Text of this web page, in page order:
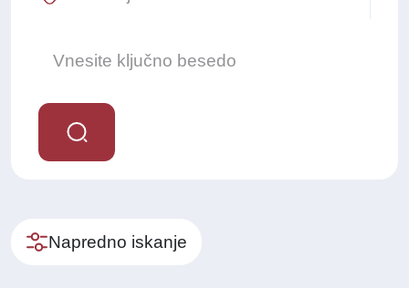
Napredno iskanje